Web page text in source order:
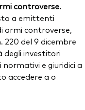
controverse.
a emittenti
armi controverse,
220 del 9 dicembre
degli investitori
e giuridici a
accedere a o